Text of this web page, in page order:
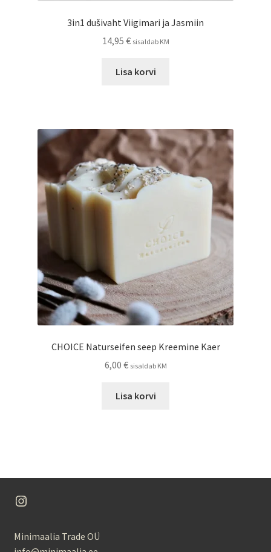
3in1 dušivaht Viigimari ja Jasmiin
14,95 € sisaldab KM
Lisa korvi
CHOICE Naturseifen seep Kreemine Kaer
6,00 € sisaldab KM
Lisa korvi
Instagram
Minimaalia Trade OÜ